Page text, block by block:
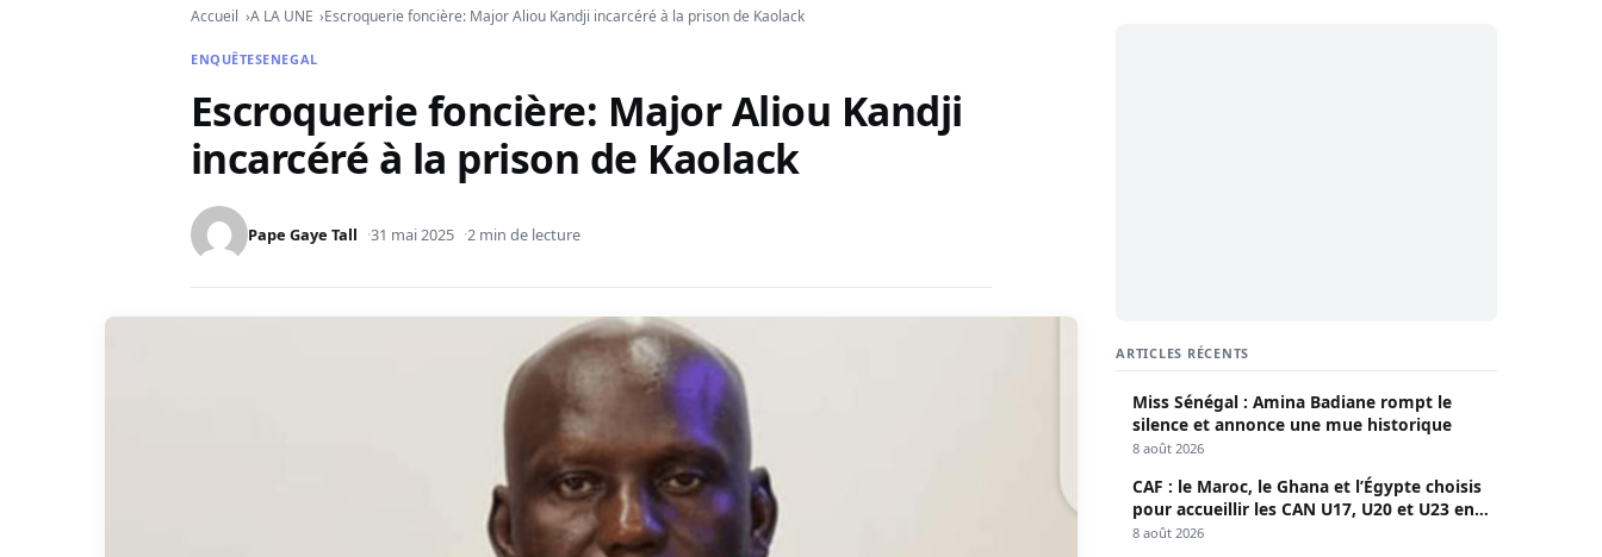
Accueil A LA UNE Escroquerie foncière: Major Aliou Kandji incarcéré à la prison de Kaolack
ENQUÊTESENEGAL
Escroquerie foncière: Major Aliou Kandji
incarcéré à la prison de Kaolack
Pape Gaye Tall 31 mai 2025 2 min de lecture
ARTICLES RÉCENTS
Miss Sénégal : Amina Badiane rompt le
silence et annonce une mue historique
8 août 2026
CAF : le Maroc, le Ghana et l’Égypte choisis
pour accueillir les CAN U17, U20 et U23 en
2027
8 août 2026